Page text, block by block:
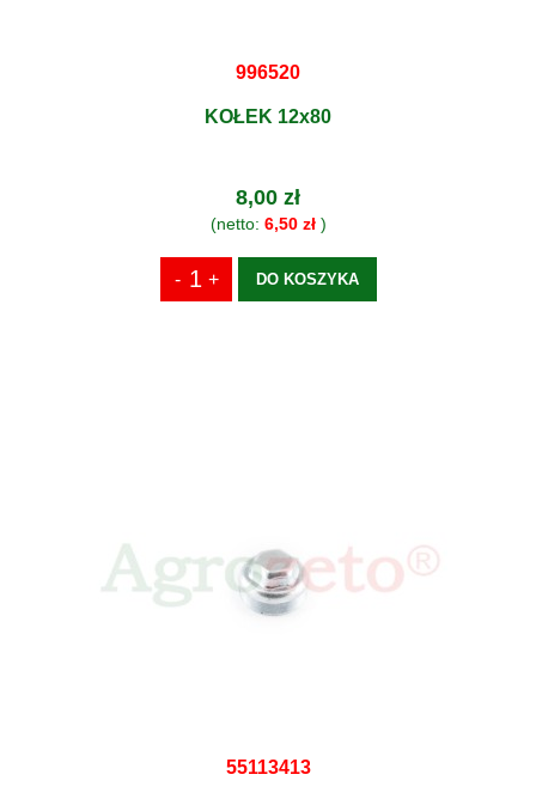
996520
KOŁEK 12x80
8,00 zł
(netto: 6,50 zł)
DO KOSZYKA
55113413